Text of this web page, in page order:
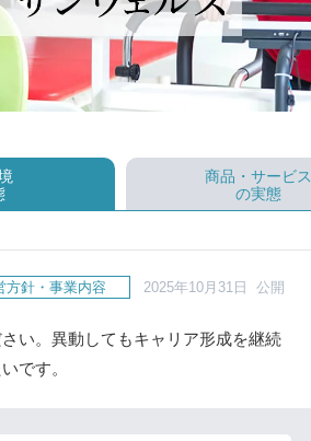
商品・サービス
の実態
方針・事業内容 2025年10月31日 公開
い。異動してもキャリア形成を継続
です。